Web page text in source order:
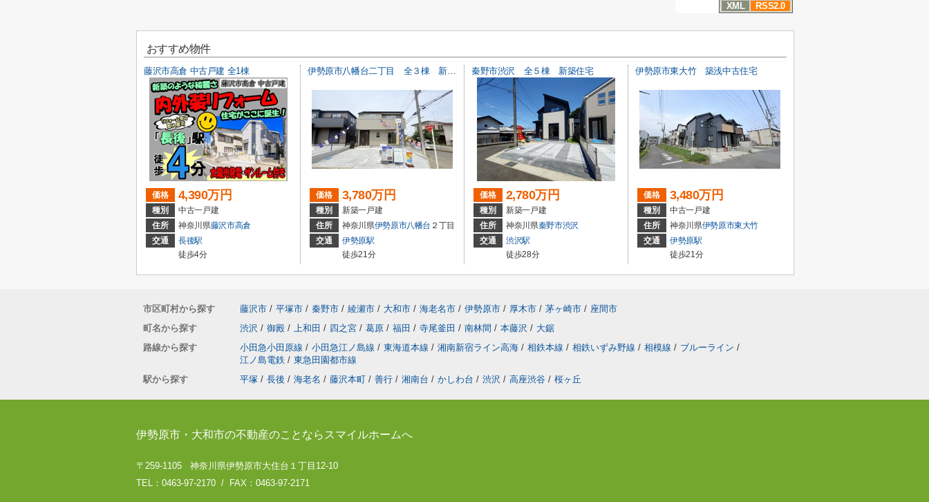
XML
RSS2.0
おすすめ物件
藤沢市高倉 中古戸建 全1棟
価格 4,390万円
種別
中古一戸建
住所
神奈川県藤沢市高倉
交通
長後駅
徒歩4分
伊勢原市八幡台二丁目 全３棟 新築住宅
価格 3,780万円
種別
新築一戸建
住所
神奈川県伊勢原市八幡台 ２丁目
交通
伊勢原駅
徒歩21分
秦野市渋沢 全５棟 新築住宅
価格 2,780万円
種別
新築一戸建
住所
神奈川県秦野市渋沢
交通
渋沢駅
徒歩28分
伊勢原市東大竹 築浅中古住宅
価格 3,480万円
種別
中古一戸建
住所
神奈川県伊勢原市東大竹
交通
伊勢原駅
徒歩21分
市区町村から探す 藤沢市 / 平塚市 / 秦野市 / 綾瀬市 / 大和市 / 海老名市 / 伊勢原市 / 厚木市 / 茅ヶ崎市 / 座間市
町名から探す
渋沢 / 御殿 / 上和田 / 四之宮 / 葛原 / 福田 / 寺尾釜田 / 南林間 / 本藤沢 / 大鋸
路線から探す
小田急小田原線 / 小田急江ノ島線 / 東海道本線 / 湘南新宿ライン高海 / 相鉄本線 / 相鉄いずみ野線 / 相模線 / ブルーライン /
江ノ島電鉄 / 東急田園都市線
駅から探す
平塚 / 長後 / 海老名 / 藤沢本町 / 善行 / 湘南台 / かしわ台 / 渋沢 / 高座渋谷 / 桜ヶ丘
伊勢原市・大和市の不動産のことならスマイルホームへ
〒259-1105 神奈川県伊勢原市大住台１丁目12-10
TEL：0463-97-2170 / FAX：0463-97-2171